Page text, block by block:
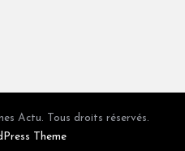
Actu. Tous droits réservés.
Theme